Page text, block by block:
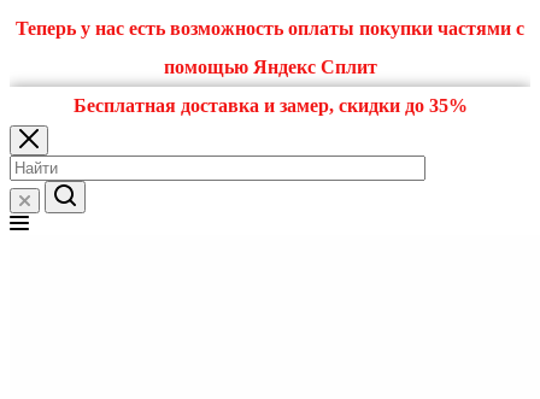
Теперь у нас есть возможность оплаты покупки частями с
помощью Яндекс Сплит
Бесплатная доставка и замер, скидки до 35%